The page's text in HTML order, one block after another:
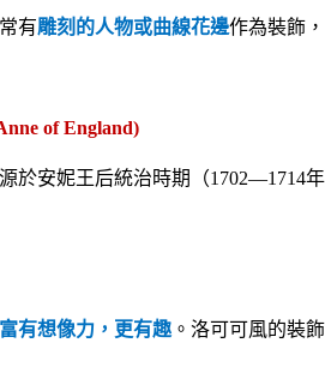
有雕刻的人物或曲線花邊作為裝飾
of England)
源於安妮王后統治時期（1702—1714
有想像力，更有趣 。洛可可風的裝